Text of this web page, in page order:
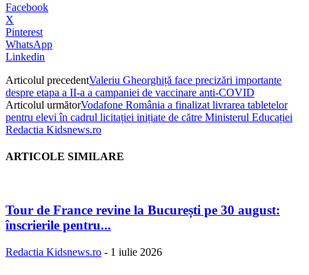
Facebook
X
Pinterest
WhatsApp
Linkedin
Articolul precedentValeriu Gheorghiță face precizări importante
despre etapa a II-a a campaniei de vaccinare anti-COVID
Articolul următorVodafone România a finalizat livrarea tabletelor
pentru elevi în cadrul licitației inițiate de către Ministerul Educației
Redactia Kidsnews.ro
ARTICOLE SIMILARE
Tour de France revine la București pe 30 august:
înscrierile pentru...
Redactia Kidsnews.ro - 1 iulie 2026